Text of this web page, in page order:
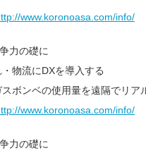
www.koronoasa.com/info/
力の礎に
物流にDXを導入する
ボンベの使用量を遠隔でリア
www.koronoasa.com/info/
力の礎に